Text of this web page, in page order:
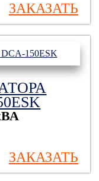
ЗАКАЗАТЬ
ЗАКАЗАТЬ